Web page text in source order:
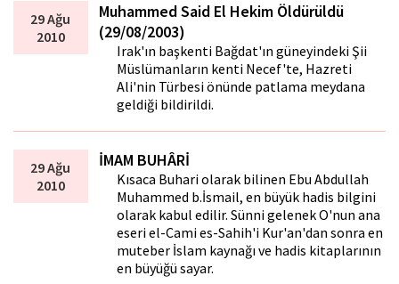
29 Ağu
2010
Muhammed Said El Hekim Öldürüldü
(29/08/2003)
Irak'ın başkenti Bağdat'ın güneyindeki Şii
Müslümanların kenti Necef'te, Hazreti
Ali'nin Türbesi önünde patlama meydana
geldiği bildirildi.
29 Ağu
2010
İMAM BUHÂRİ
Kısaca Buhari olarak bilinen Ebu Abdullah
Muhammed b.İsmail, en büyük hadis bilgini
olarak kabul edilir. Sünni gelenek O'nun ana
eseri el-Cami es-Sahih'i Kur'an'dan sonra en
muteber İslam kaynağı ve hadis kitaplarının
en büyüğü sayar.